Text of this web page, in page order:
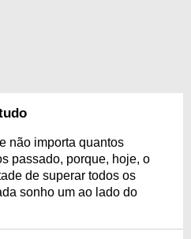
não importa quantos
passado, porque, hoje, o
de superar todos os
sonho um ao lado do